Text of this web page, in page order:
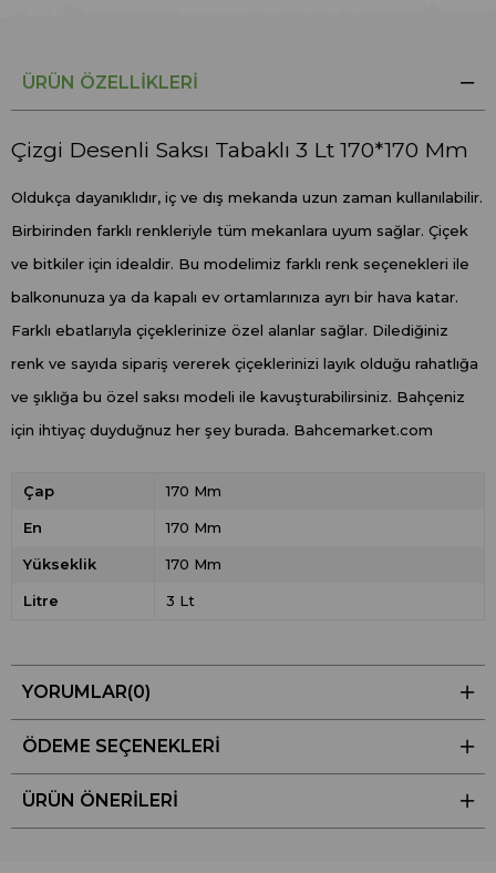
ÜRÜN ÖZELLIKLERI
Çizgi Desenli Saksı Tabaklı 3 Lt 170*170 Mm
Oldukça dayanıklıdır, iç ve dış mekanda uzun zaman kullanılabilir.
Birbirinden farklı renkleriyle tüm mekanlara uyum sağlar. Çiçek
ve bitkiler için idealdir. Bu modelimiz farklı renk seçenekleri ile
balkonunuza ya da kapalı ev ortamlarınıza ayrı bir hava katar.
Farklı ebatlarıyla çiçeklerinize özel alanlar sağlar. Dilediğiniz
renk ve sayıda sipariş vererek çiçeklerinizi layık olduğu rahatlığa
ve şıklığa bu özel saksı modeli ile kavuşturabilirsiniz. Bahçeniz
için ihtiyaç duyduğnuz her şey burada. Bahcemarket.com
Çap 170 Mm
En 170 Mm
Yükseklik 170 Mm
Litre 3 Lt
YORUMLAR(0)
ÖDEME SEÇENEKLERI
ÜRÜN ÖNERILERI